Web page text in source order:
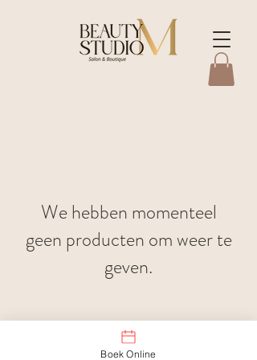
We hebben momenteel
geen producten om weer te
geven.
Boek Online